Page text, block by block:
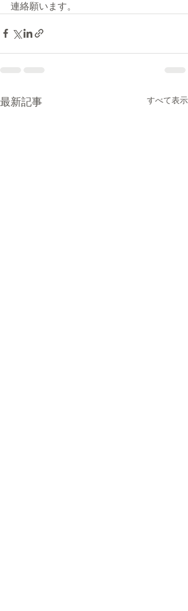
連絡願います。
最新記事 すべて表示